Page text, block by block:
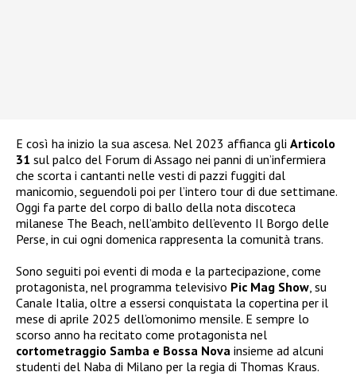
E così ha inizio la sua ascesa. Nel 2023 affianca gli Articolo
31 sul palco del Forum di Assago nei panni di un’infermiera
che scorta i cantanti nelle vesti di pazzi fuggiti dal
manicomio, seguendoli poi per l’intero tour di due settimane.
Oggi fa parte del corpo di ballo della nota discoteca
milanese The Beach, nell’ambito dell’evento Il Borgo delle
Perse, in cui ogni domenica rappresenta la comunità trans.
Sono seguiti poi eventi di moda e la partecipazione, come
protagonista, nel programma televisivo Pic Mag Show, su
Canale Italia, oltre a essersi conquistata la copertina per il
mese di aprile 2025 dell’omonimo mensile. E sempre lo
scorso anno ha recitato come protagonista nel
cortometraggio Samba e Bossa Nova insieme ad alcuni
studenti del Naba di Milano per la regia di Thomas Kraus.